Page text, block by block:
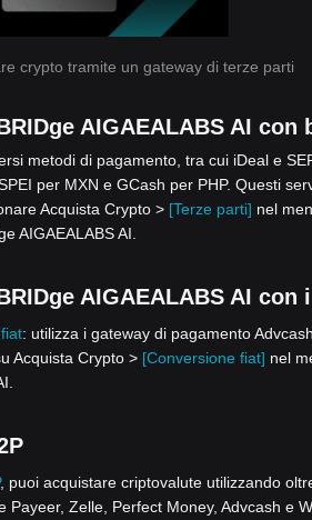
crypto tramite un gateway di terze parti
AIGAEALABS AI
metodi di pagamento, tra cui iDeal e
per MXN e GCash per PHP. Questi
Acquista Crypto > [Terze parti] nel
AIGAEALABS AI.
AIGAEALABS AI
: utilizza i gateway di pagamento
Acquista Crypto > [Conversione fiat] nel
, puoi acquistare criptovalute utilizzando
Payeer, Zelle, Perfect Money, Advcash e